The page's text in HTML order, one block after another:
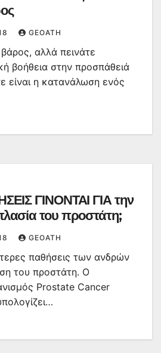
GEOATH
αλλά πεινάτε
βοήθεια στην προσπάθειά
είναι η κατανάλωση ενός
ΓΙΝΟΝΤΑΙ ΓΙΑ την
του προστάτη;
GEOATH
παθήσεις των ανδρών
του προστάτη. Ο
Prostate Cancer